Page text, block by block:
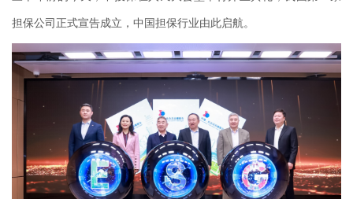
担保公司正式宣告成立，中国担保行业由此启航。